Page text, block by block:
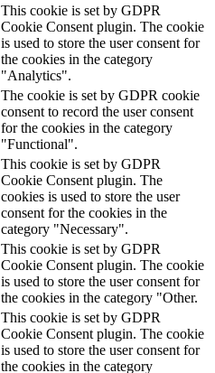
This cookie is set by GDPR
Cookie Consent plugin. The cookie
is used to store the user consent for
the cookies in the category
"Analytics".
The cookie is set by GDPR cookie
consent to record the user consent
for the cookies in the category
"Functional".
This cookie is set by GDPR
Cookie Consent plugin. The
cookies is used to store the user
consent for the cookies in the
category "Necessary".
This cookie is set by GDPR
Cookie Consent plugin. The cookie
is used to store the user consent for
the cookies in the category "Other.
This cookie is set by GDPR
Cookie Consent plugin. The cookie
is used to store the user consent for
the cookies in the category